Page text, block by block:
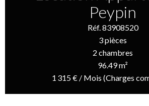
Peypin
Réf. 83908520
3 pièces
2 chambres
96.49 m²
1 315 € / Mois (Charges